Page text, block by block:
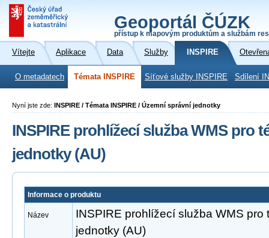
Geoportál ČÚZK
přístup k mapovým produktům a službám
Vítejte Aplikace Data Služby INSPIRE
O metadatech Témata INSPIRE Síťové služby INSPIRE Sdílení
Nyní jste zde: INSPIRE / Témata INSPIRE / Územní správní jednotky
INSPIRE prohlížecí služba WMS pro
jednotky (AU)
Informace o produktu
Název
INSPIRE prohlížecí služba WMS
jednotky (AU)